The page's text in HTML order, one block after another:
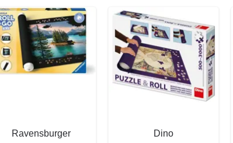
Ravensburger
Dino